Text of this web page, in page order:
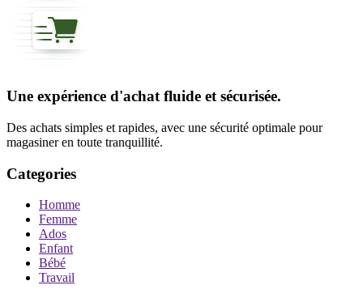
Une expérience d'achat fluide et sécurisée.
Des achats simples et rapides, avec une sécurité optimale pour
magasiner en toute tranquillité.
Categories
Homme
Femme
Ados
Enfant
Bébé
Travail